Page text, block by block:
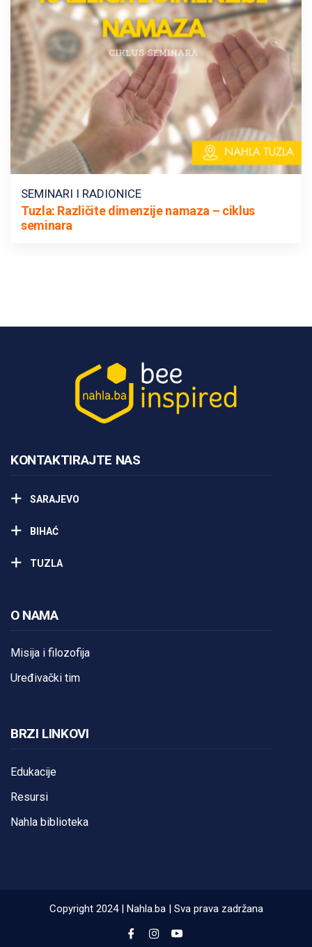
SEMINARI I RADIONICE
Tuzla: Različite dimenzije namaza – ciklus
seminara
KONTAKTIRAJTE NAS
SARAJEVO
BIHAĆ
TUZLA
O NAMA
Misija i filozofija
Uređivački tim
BRZI LINKOVI
Edukacije
Resursi
Nahla biblioteka
Copyright 2024 | Nahla.ba | Sva prava zadržana